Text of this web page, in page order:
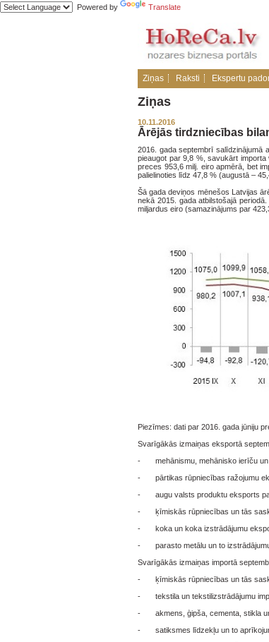
Powered by Translate
Ziņas Raksti Ekspertu
Ziņas
10.11.2016
Ārējās tirdzniecības
2016. gada septembrī salīdzinājumā
pieaugot par 9,8 %, savukārt
preces 953,6 milj. eiro apmērā, bet
palielinoties līdz 47,8 % (augustā –
Šā gada deviņos mēnešos Latvijas
nekā 2015. gada atbilstošajā
miljardus eiro (samazinājums par
Piezīmes: dati par 2016. gada jūniju
Svarīgākās izmaiņas eksportā
- mehānismu, mehānisko ierīču un
- pārtikas rūpniecības ražojumu
- augu valsts produktu eksports
- ķīmiskās rūpniecības un tās
- koka un koka izstrādājumu
- parasto metālu un to izstrādājumu
Svarīgākās izmaiņas importā
- ķīmiskās rūpniecības un tās
- tekstila un tekstilizstrādājumu
- akmens, ģipša, cementa, stikla un
- satiksmes līdzekļu un to